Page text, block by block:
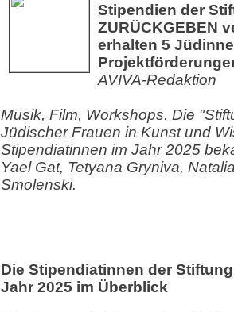
Stipendien der
ZURÜCKGEBEN
erhalten 5
AVIVA-Redaktion
Musik, Film, Workshops. Die
Jüdischer Frauen in Kunst und
Stipendiatinnen im Jahr 2025
Yael Gat, Tetyana Gryniva,
Smolenski.
Die Stipendiatinnen der
Jahr 2025 im Überblick